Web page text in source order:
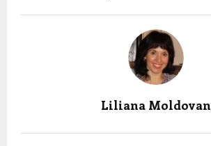
Liliana Moldovan